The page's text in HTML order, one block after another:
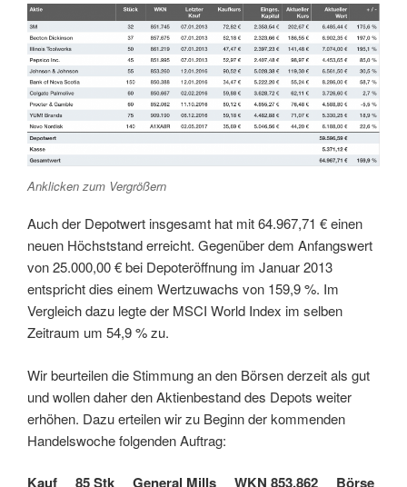
Anklicken zum Vergrößern
Auch der Depotwert insgesamt hat mit 64.967,71 € einen
neuen Höchststand erreicht. Gegenüber dem Anfangswert
von 25.000,00 € bei Depoteröffnung im Januar 2013
entspricht dies einem Wertzuwachs von 159,9 %. Im
Vergleich dazu legte der MSCI World Index im selben
Zeitraum um 54,9 % zu.
Wir beurteilen die Stimmung an den Börsen derzeit als gut
und wollen daher den Aktienbestand des Depots weiter
erhöhen. Dazu erteilen wir zu Beginn der kommenden
Handelswoche folgenden Auftrag:
Kauf 85 Stk General Mills WKN 853.862 Börse